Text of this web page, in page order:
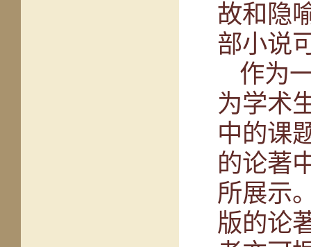
故和隐
部小说
作为
为学术
中的课
的论著
所展示
版的论